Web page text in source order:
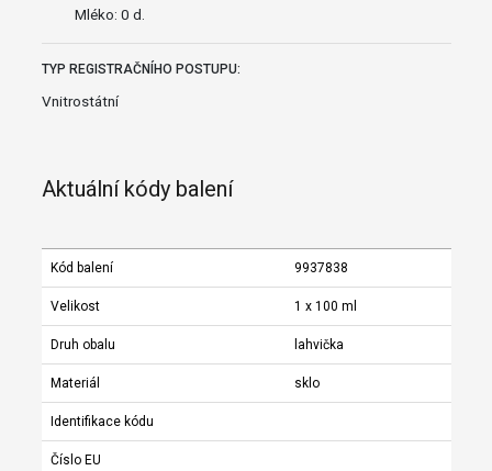
Mléko: 0 d.
TYP REGISTRAČNÍHO POSTUPU:
Vnitrostátní
Aktuální kódy balení
Kód balení 9937838
Velikost 1 x 100 ml
Druh obalu lahvička
Materiál sklo
Identifikace kódu
Číslo EU